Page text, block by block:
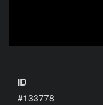
ID
#133778